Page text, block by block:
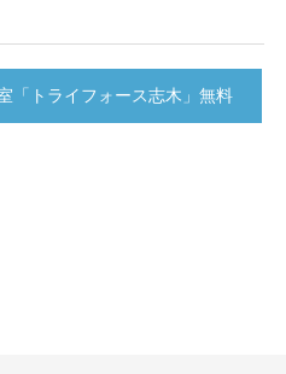
「トライフォース志木」無料